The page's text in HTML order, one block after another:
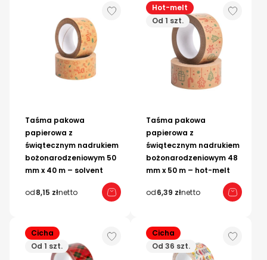
Taśma pakowa
papierowa z
świątecznym nadrukiem
bożonarodzeniowym 50
mm x 40 m – solvent
od8,15 złnetto
Hot-melt
Od 1 szt.
Taśma pakowa
papierowa z
świątecznym nadrukiem
bożonarodzeniowym 48
mm x 50 m – hot-melt
od6,39 złnetto
Cicha
Od 1 szt.
Cicha
Od 36 szt.